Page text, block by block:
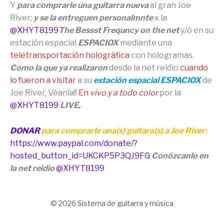
Y para comprarle una guitarra nuevaal gran Joe
River; y se la entreguen personalmntex la
@XHYT8199 The Bessst Frequncy on the nety/ó en su
estación espacial ESPACIOXmediante una
teletransportación holográfica con hologramas.
Como la que ya realizarondesde la net reidio cuando
lo fueron a visitara su estación espacial ESPACIOXde
Joe River, Véanla!! En vivo y a todo colorpor la
@XHYT8199 LIVE,
DONARpara comprarle una(s) guitara(s) a Joe River:
https://www.paypal.com/donate/?
hosted_button_id=UKCKP5P3QJ9FG Conózcanlo en
la net reidio@XHYT8199
© 2026 Sistema de guitarra y música